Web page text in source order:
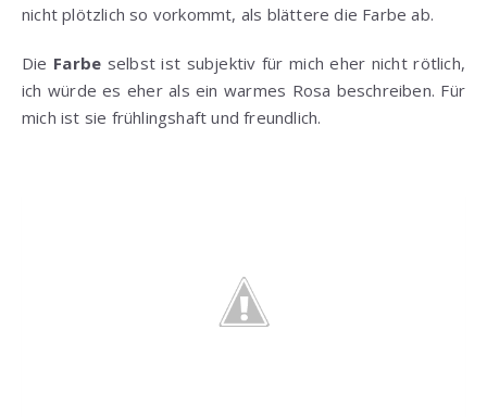
nicht plötzlich so vorkommt, als blättere die Farbe ab.
Die Farbe selbst ist subjektiv für mich eher nicht rötlich,
ich würde es eher als ein warmes Rosa beschreiben. Für
mich ist sie frühlingshaft und freundlich.